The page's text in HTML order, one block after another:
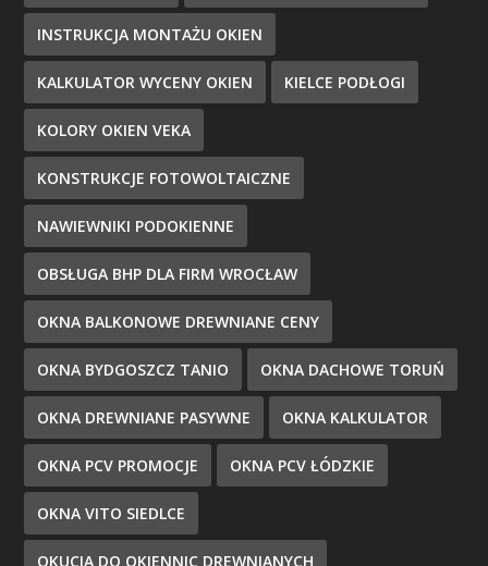
INSTRUKCJA MONTAŻU OKIEN
KALKULATOR WYCENY OKIEN KIELCE PODŁOGI
KOLORY OKIEN VEKA
KONSTRUKCJE FOTOWOLTAICZNE
NAWIEWNIKI PODOKIENNE
OBSŁUGA BHP DLA FIRM WROCŁAW
OKNA BALKONOWE DREWNIANE CENY
OKNA BYDGOSZCZ TANIO OKNA DACHOWE TORUŃ
OKNA DREWNIANE PASYWNE OKNA KALKULATOR
OKNA PCV PROMOCJE OKNA PCV ŁÓDZKIE
OKNA VITO SIEDLCE
OKUCIA DO OKIENNIC DREWNIANYCH